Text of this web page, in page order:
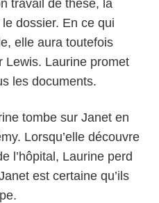
travail de thèse, la
dossier. En ce qui
elle aura toutefois
Lewis. Laurine promet
les documents.
tombe sur Janet en
Lorsqu’elle découvre
l’hôpital, Laurine perd
est certaine qu’ils